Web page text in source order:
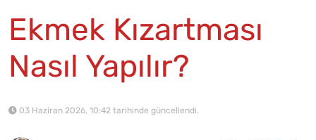
Ekmek Kızartması
Nasıl Yapılır?
03 Haziran 2026, 10:42 tarihinde güncellendi.